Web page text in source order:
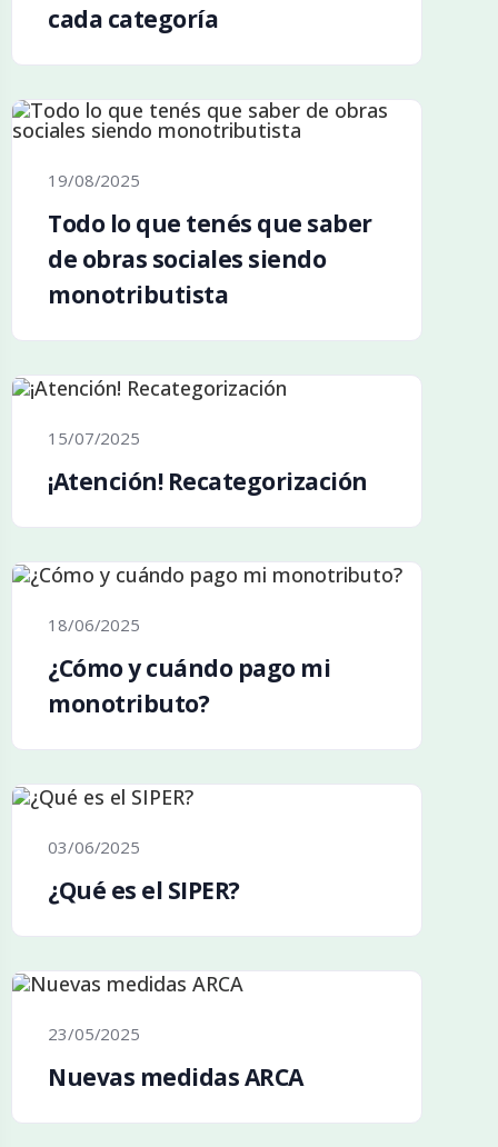
cada categoría
19/08/2025
Todo lo que tenés que saber
de obras sociales siendo
monotributista
15/07/2025
¡Atención! Recategorización
18/06/2025
¿Cómo y cuándo pago mi
monotributo?
03/06/2025
¿Qué es el SIPER?
23/05/2025
Nuevas medidas ARCA